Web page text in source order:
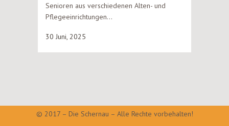
Senioren aus verschiedenen Alten- und
Pflegeeinrichtungen...
30 Juni, 2025
© 2017 – Die Schernau – Alle Rechte vorbehalten!